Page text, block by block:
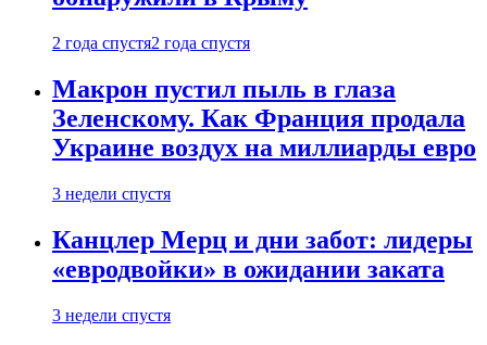
2 года спустя2 года спустя
Макрон пустил пыль в глаза
Зеленскому. Как Франция продала
Украине воздух на миллиарды евро
3 недели спустя
Канцлер Мерц и дни забот: лидеры
«евродвойки» в ожидании заката
3 недели спустя